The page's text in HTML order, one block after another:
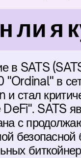
ли я
в SATS
в
и стал
SATS
с